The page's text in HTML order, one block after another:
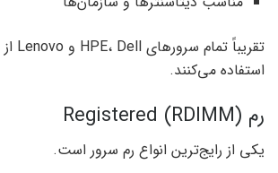
استفاده می‌کنند.
رم Registered (RDIMM)
یکی از رایج‌ترین انواع رم سرور است.